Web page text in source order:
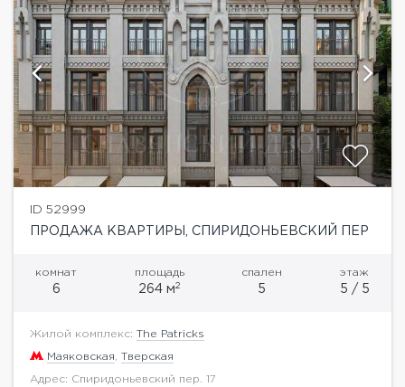
ID 52999
ПРОДАЖА КВАРТИРЫ, СПИРИДОНЬЕВСКИЙ ПЕР
комнат
6
площадь
264 м2
спален
5
этаж
5 / 5
Жилой комплекс: The Patricks
Маяковская Тверская
Адрес: Спиридоньевский пер. 17